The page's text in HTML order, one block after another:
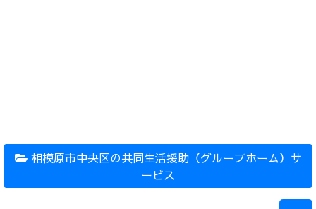
相模原市中央区の共同生活援助（グループホーム）サ
ービス